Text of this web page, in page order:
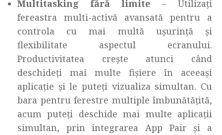
Multitasking fără limite – Utilizați
fereastra multi-activă avansată pentru a
controla cu mai multă ușurință și
flexibilitate aspectul ecranului.
Productivitatea crește atunci când
deschideți mai multe fișiere în aceeași
aplicație și le puteți vizualiza simultan. Cu
bara pentru ferestre multiple îmbunătățită,
acum puteți deschide mai multe aplicații
simultan, prin integrarea App Pair și a